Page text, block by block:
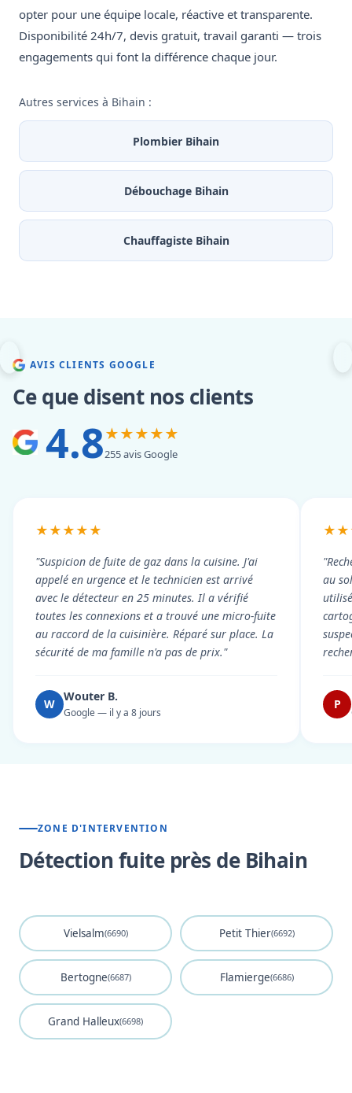
opter pour une équipe locale, réactive et transparente.
Disponibilité 24h/7, devis gratuit, travail garanti — trois
engagements qui font la différence chaque jour.
Autres services à Bihain :
Plombier Bihain
Débouchage Bihain
Chauffagiste Bihain
AVIS CLIENTS GOOGLE
Ce que disent nos clients
4.8★★★★★
255 avis Google
★★★★★
"Suspicion de fuite de gaz dans la cuisine. J'ai
appelé en urgence et le technicien est arrivé
avec le détecteur en 25 minutes. Il a vérifié
toutes les connexions et a trouvé une micro-fuite
au raccord de la cuisinière. Réparé sur place. La
sécurité de ma famille n'a pas de prix."
W
Wouter B.
Google — il y a 8 jours
au
P
ZONE D'INTERVENTION
Détection fuite près de Bihain
Vielsalm(6690) Petit Thier(6692)
Bertogne(6687) Flamierge(6686)
Grand Halleux(6698)